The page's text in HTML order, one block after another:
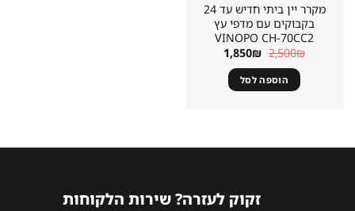
מקרר יין ביתי חדיש עד 24
בקבוקים עם מדפי עץ
VINOPO CH-70CC2
2,500₪ המחיר
המקורי
היה:
2,500₪.
1,850₪ המחיר
הוספה לסל
זקוק לעזרה? שירות הלקוחות